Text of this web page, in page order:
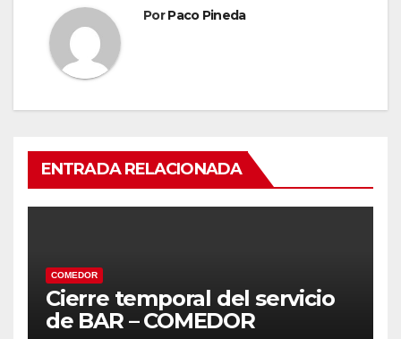
PorPaco Pineda
ENTRADA RELACIONADA
COMEDOR
Cierre temporal del servicio
de BAR – COMEDOR